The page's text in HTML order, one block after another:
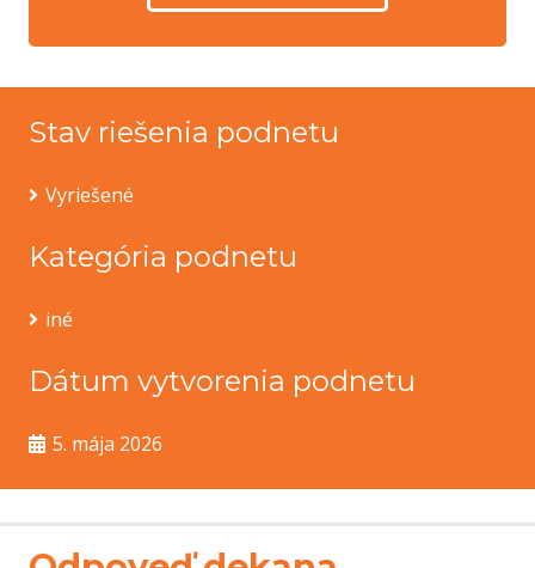
Stav riešenia podnetu
Vyriešené
Kategória podnetu
iné
Dátum vytvorenia podnetu
5. mája 2026